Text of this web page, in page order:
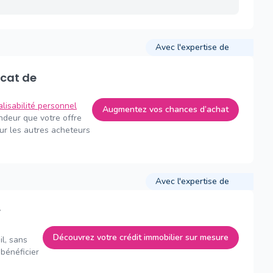
Avec l'expertise de
personnel
que votre offre
les autres acheteurs
Augmentez vos chances d’achat
Avec l'expertise de
sans
Découvrez votre crédit immobilier sur mesure